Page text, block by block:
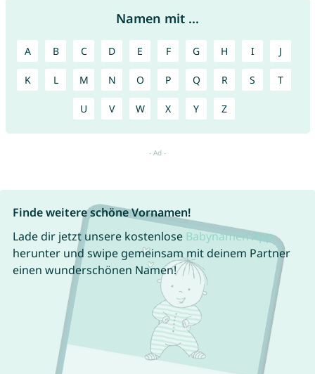
Namen mit ...
A B C D E F G H I J
K L M N O P Q R S T
U V W X Y Z
Finde weitere schöne Vornamen!
Lade dir jetzt unsere kostenlose Babynamen App
herunter und swipe gemeinsam mit deinem Partner
einen wunderschönen Namen!